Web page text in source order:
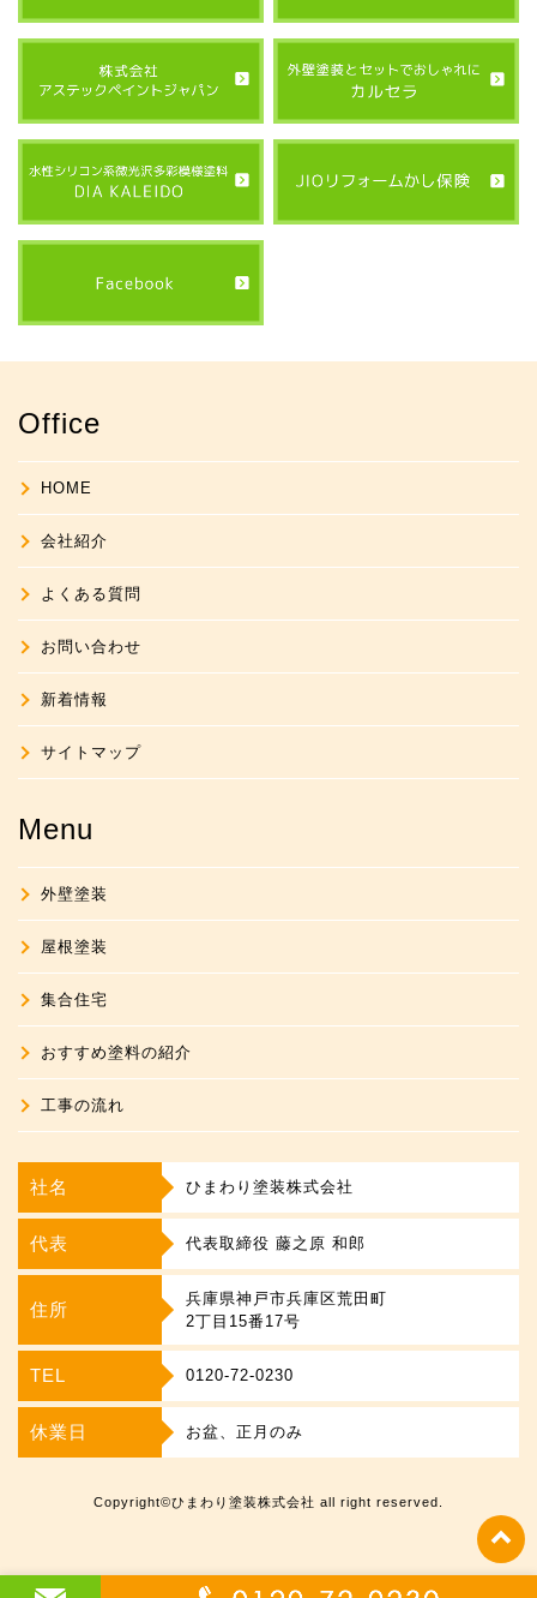
Office
HOME
会社紹介
よくある質問
お問い合わせ
新着情報
サイトマップ
Menu
外壁塗装
屋根塗装
集合住宅
おすすめ塗料の紹介
工事の流れ
社名 ひまわり塗装株式会社
代表 代表取締役 藤之原 和郎
住所
兵庫県神戸市兵庫区荒田町
2丁目15番17号
TEL 0120-72-0230
休業日 お盆、正月のみ
Copyright©ひまわり塗装株式会社 all right reserved.